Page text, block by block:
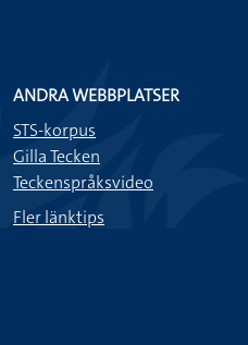
ANDRA WEBBPLATSER
STS-korpus
Gilla Tecken
Teckenspråksvideo
Fler länktips